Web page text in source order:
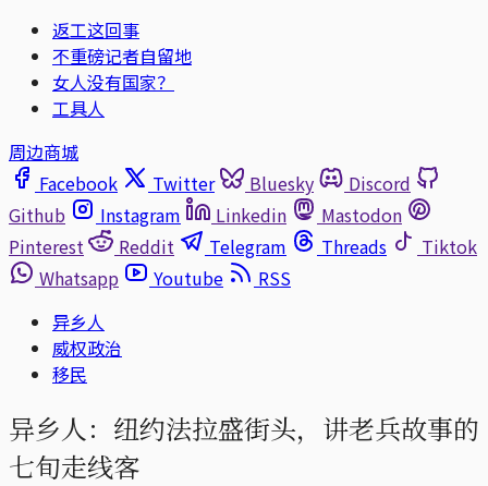
返工这回事
不重磅记者自留地
女人没有国家？
工具人
周边商城
Facebook
Twitter Bluesky
Discord
Github
Instagram Linkedin
Mastodon
Pinterest
Reddit Telegram Threads
Tiktok
Whatsapp
Youtube
RSS
异乡人
威权政治
移民
异乡人：纽约法拉盛街头，讲老兵故事的
七旬走线客